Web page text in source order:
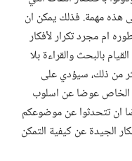
هذه مهمة.‏ فذلك يمكن ان
ام مجرد تكرار لأفكار
بالبحث والقراءة بلا
من ذلك،‏ سيؤدي على
الخاص عوضا عن اسلوب
ان تتحدثوا عن موضوعكم
الجيدة عن كيفية التمكن